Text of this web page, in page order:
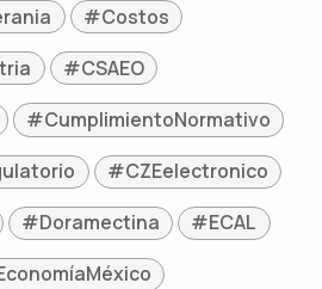
#Costos
#CSAEO
#CumplimientoNormativo
#CZEelectronico
#Doramectina
#ECAL